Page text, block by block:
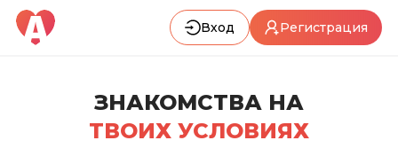
Вход Регистрация
ЗНАКОМСТВА НА
ТВОИХ УСЛОВИЯХ